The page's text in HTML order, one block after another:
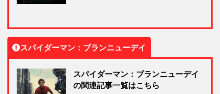
スパイダーマン：ブランニューデイ
スパイダーマン：ブランニューデイ
の関連記事一覧はこちら